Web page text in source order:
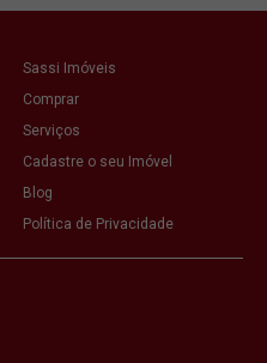
Sassi Imóveis
Comprar
Serviços
Cadastre o seu Imóvel
Blog
Política de Privacidade